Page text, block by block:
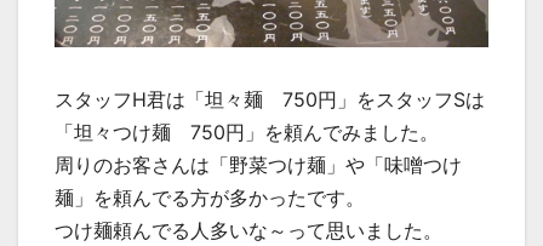
スタッフH君は「坦々麺 750円」をスタッフSは
「坦々つけ麺 750円」を頼んでみました。
周りのお客さんは「野菜つけ麺」や「味噌つけ
麺」を頼んでる方が多かったです。
つけ麺頼んでる人多いな～って思いました。